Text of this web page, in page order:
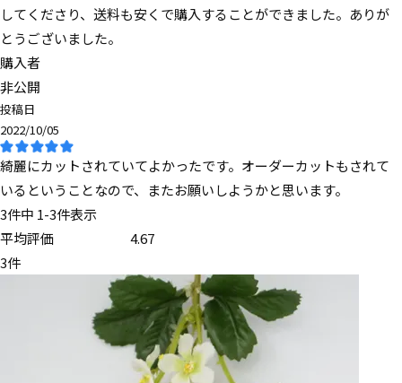
4.67
3
してくださり、送料も安くで購入することができました。ありが
とうございました。
購入者
非公開
投稿日
2022/10/05
綺麗にカットされていてよかったです。オーダーカットもされて
いるということなので、またお願いしようかと思います。
3件中 1-3件表示